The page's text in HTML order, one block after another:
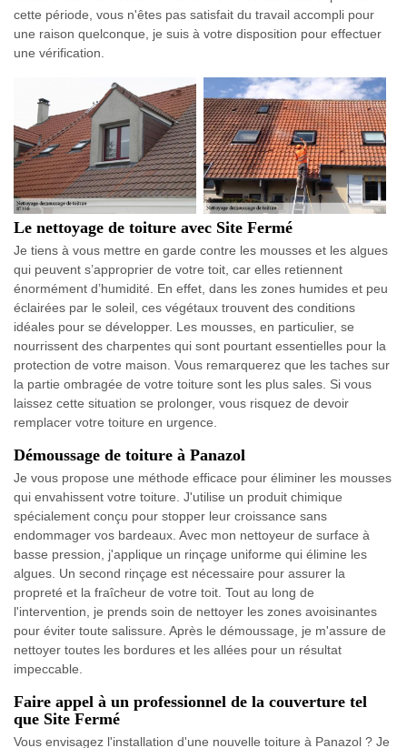
cette période, vous n'êtes pas satisfait du travail accompli pour
une raison quelconque, je suis à votre disposition pour effectuer
une vérification.
Le nettoyage de toiture avec Site Fermé
Je tiens à vous mettre en garde contre les mousses et les algues
qui peuvent s’approprier de votre toit, car elles retiennent
énormément d’humidité. En effet, dans les zones humides et peu
éclairées par le soleil, ces végétaux trouvent des conditions
idéales pour se développer. Les mousses, en particulier, se
nourrissent des charpentes qui sont pourtant essentielles pour la
protection de votre maison. Vous remarquerez que les taches sur
la partie ombragée de votre toiture sont les plus sales. Si vous
laissez cette situation se prolonger, vous risquez de devoir
remplacer votre toiture en urgence.
Démoussage de toiture à Panazol
Je vous propose une méthode efficace pour éliminer les mousses
qui envahissent votre toiture. J'utilise un produit chimique
spécialement conçu pour stopper leur croissance sans
endommager vos bardeaux. Avec mon nettoyeur de surface à
basse pression, j'applique un rinçage uniforme qui élimine les
algues. Un second rinçage est nécessaire pour assurer la
propreté et la fraîcheur de votre toit. Tout au long de
l'intervention, je prends soin de nettoyer les zones avoisinantes
pour éviter toute salissure. Après le démoussage, je m'assure de
nettoyer toutes les bordures et les allées pour un résultat
impeccable.
Faire appel à un professionnel de la couverture tel
que Site Fermé
Vous envisagez l'installation d'une nouvelle toiture à Panazol ? Je